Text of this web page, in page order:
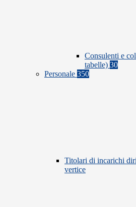
Consulenti e
tabelle) 30
Personale 350
Titolari di incarichi
vertice